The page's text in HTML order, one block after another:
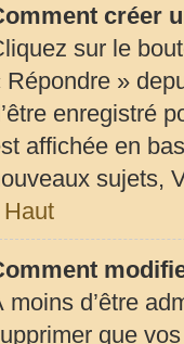
créer
sur le
Répondre »
enregistré
affichée en
sujets,
Haut
moins d’être
que